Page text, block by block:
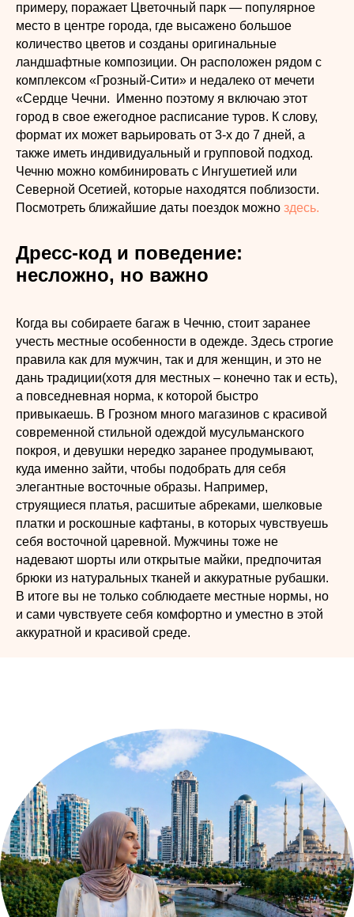
примеру, поражает Цветочный парк — популярное
место в центре города, где высажено большое
количество цветов и созданы оригинальные
ландшафтные композиции. Он расположен рядом с
комплексом «Грозный-Сити» и недалеко от мечети
«Сердце Чечни. Именно поэтому я включаю этот
город в свое ежегодное расписание туров. К слову,
формат их может варьировать от 3-х до 7 дней, а
также иметь индивидуальный и групповой подход.
Чечню можно комбинировать с Ингушетией или
Северной Осетией, которые находятся поблизости.
Посмотреть ближайшие даты поездок можно здесь.
Дресс-код и поведение:
несложно, но важно
Когда вы собираете багаж в Чечню, стоит заранее
учесть местные особенности в одежде. Здесь строгие
правила как для мужчин, так и для женщин, и это не
дань традиции(хотя для местных – конечно так и есть),
а повседневная норма, к которой быстро
привыкаешь. В Грозном много магазинов с красивой
современной стильной одеждой мусульманского
покроя, и девушки нередко заранее продумывают,
куда именно зайти, чтобы подобрать для себя
элегантные восточные образы. Например,
струящиеся платья, расшитые абреками, шелковые
платки и роскошные кафтаны, в которых чувствуешь
себя восточной царевной. Мужчины тоже не
надевают шорты или открытые майки, предпочитая
брюки из натуральных тканей и аккуратные рубашки.
В итоге вы не только соблюдаете местные нормы, но
и сами чувствуете себя комфортно и уместно в этой
аккуратной и красивой среде.